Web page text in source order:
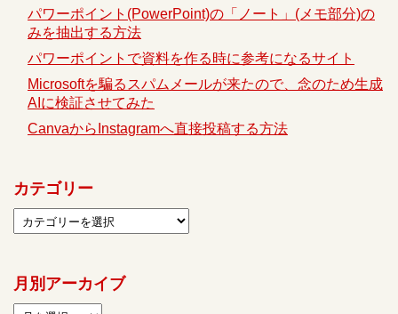
パワーポイント(PowerPoint)の「ノート」(メモ部分)の
みを抽出する方法
パワーポイントで資料を作る時に参考になるサイト
Microsoftを騙るスパムメールが来たので、念のため生成
AIに検証させてみた
CanvaからInstagramへ直接投稿する方法
カテゴリー
月別アーカイブ